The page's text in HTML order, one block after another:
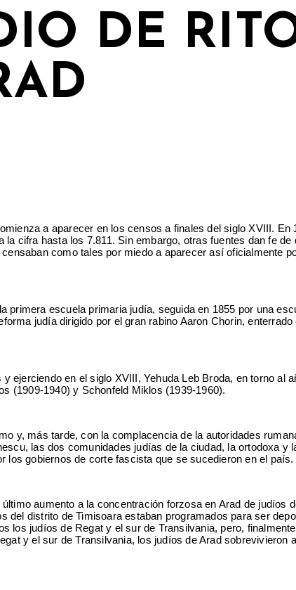
DE
a aparecer en los censos a finales del siglo XVIII. En
cifra hasta los 7.811. Sin embargo, otras fuentes dan fe de
como tales por miedo a aparecer así oficialmente
primera escuela primaria judía, seguida en 1855 por una
judía dirigido por el gran rabino Aaron Chorin, enterrado
en el siglo XVIII, Yehuda Leb Broda, en torno al
(1909-1940) y Schonfeld Miklos (1939-1960).
y, más tarde, con la complacencia de la autoridades
las dos comunidades judías de la ciudad, la ortodoxa y
los gobiernos de corte fascista que se sucedieron en el país.
aumento a la concentración forzosa en Arad de judíos
del distrito de Timisoara estaban programados para ser
los judíos de Regat y el sur de Transilvania, pero,
y el sur de Transilvania, los judíos de Arad sobrevivieron